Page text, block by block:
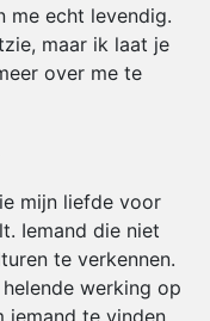
me echt levendig.
maar ik laat je
over me te
mijn liefde voor
Iemand die niet
te verkennen.
werking op
iemand te vinden